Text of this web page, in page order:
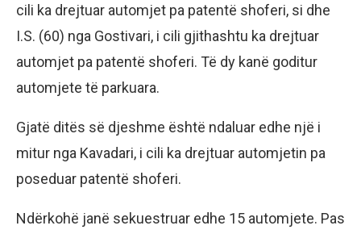
cili ka drejtuar automjet pa patentë shoferi, si dhe
I.S. (60) nga Gostivari, i cili gjithashtu ka drejtuar
automjet pa patentë shoferi. Të dy kanë goditur
automjete të parkuara.
Gjatë ditës së djeshme është ndaluar edhe një i
mitur nga Kavadari, i cili ka drejtuar automjetin pa
poseduar patentë shoferi.
Ndërkohë janë sekuestruar edhe 15 automjete. Pas